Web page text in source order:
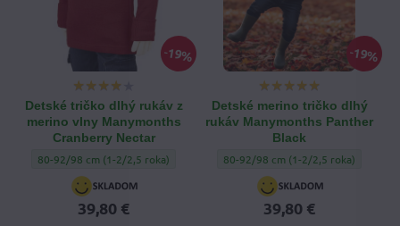
19%
Detské tričko dlhý rukáv z
merino vlny Manymonths
Cranberry Nectar
Detské tričko dlhý rukáv z merino vlny Manymonths Cranberry Nectar -
80-92/98 cm (1-2/2,5 roka)
39,80 €
19%
Detské merino tričko dlhý
rukáv Manymonths Panther
Black
Detské merino tričko dlhý rukáv
80-92/98 cm (1-2/2,5 roka)
39,80 €